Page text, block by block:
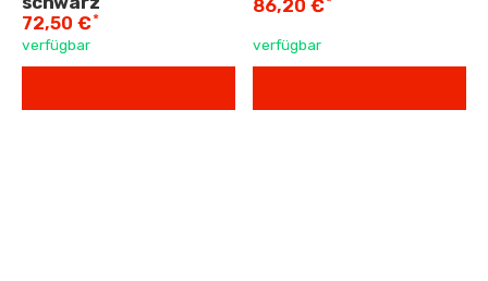
72,50 €*
verfügbar
86,20 €
verfügbar